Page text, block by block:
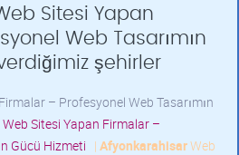
Sitesi Yapan
Web Tasarımın
şehirler
– Profesyonel Web Tasarımın
Web Sitesi Yapan Firmalar –
Gücü Hizmeti | AfyonkarahisarWeb